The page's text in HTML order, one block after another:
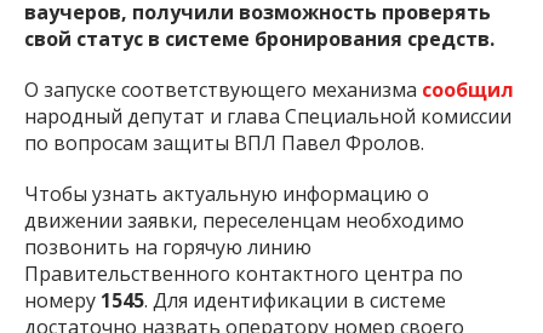
ваучеров, получили возможность проверять
свой статус в системе бронирования средств.
О запуске соответствующего механизма сообщил
народный депутат и глава Специальной комиссии
по вопросам защиты ВПЛ Павел Фролов.
Чтобы узнать актуальную информацию о
движении заявки, переселенцам необходимо
позвонить на горячую линию
Правительственного контактного центра по
номеру 1545. Для идентификации в системе
достаточно назвать оператору номер своего